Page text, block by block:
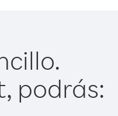
podrás: